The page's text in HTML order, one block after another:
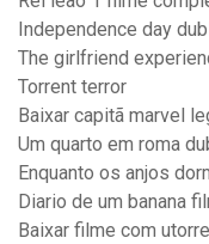
Independence day
The girlfriend
Torrent terror
Baixar capitã marvel
Um quarto em roma
Enquanto os anjos
Diario de um banana
Baixar filme com